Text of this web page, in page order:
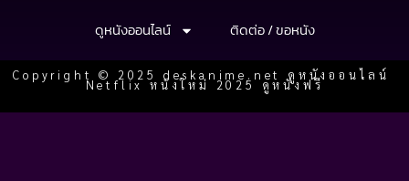
ดูหนังออนไลน์
ติดต่อ / ขอหนัง
Copyright © 2025 deskanime.net ดูหนังออนไลน์
Netflix หนังใหม่ 2025 ดูหนังฟรี